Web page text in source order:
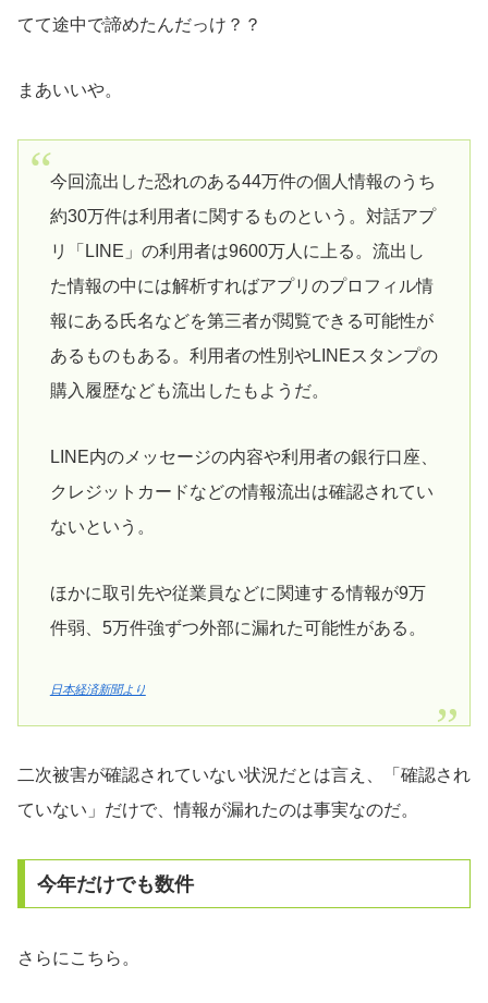
てて途中で諦めたんだっけ？？
まあいいや。
今回流出した恐れのある44万件の個人情報のうち
約30万件は利用者に関するものという。対話アプ
リ「LINE」の利用者は9600万人に上る。流出し
た情報の中には解析すればアプリのプロフィル情
報にある氏名などを第三者が閲覧できる可能性が
あるものもある。利用者の性別やLINEスタンプの
購入履歴なども流出したもようだ。
LINE内のメッセージの内容や利用者の銀行口座、
クレジットカードなどの情報流出は確認されてい
ないという。
ほかに取引先や従業員などに関連する情報が9万
件弱、5万件強ずつ外部に漏れた可能性がある。
日本経済新聞より
二次被害が確認されていない状況だとは言え、「確認され
ていない」だけで、情報が漏れたのは事実なのだ。
今年だけでも数件
さらにこちら。